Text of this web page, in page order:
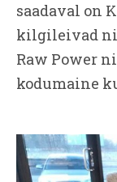
saadaval on
kilgileivad
Raw Power
kodumaine